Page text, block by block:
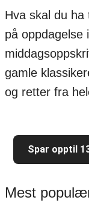
Hva skal du ha
på oppdagelse
gamle
og retter fra
Spar opptil
Mest